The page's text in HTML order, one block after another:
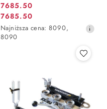
Cena
promocyjna:
7685.50
Cena
promocyjna:
7685.50
Najniższa
cena
obniżką
Najniższa cena: 8090,
8090